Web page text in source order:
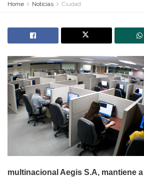
Home Noticias Ciudad
multinacional Aegis S.A, mantiene a